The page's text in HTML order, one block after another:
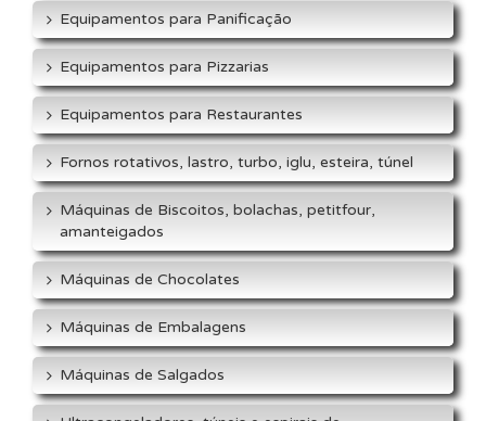
Equipamentos para Panificação
Equipamentos para Pizzarias
Equipamentos para Restaurantes
Fornos rotativos, lastro, turbo, iglu, esteira, túnel
Máquinas de Biscoitos, bolachas, petitfour,
amanteigados
Máquinas de Chocolates
Máquinas de Embalagens
Máquinas de Salgados